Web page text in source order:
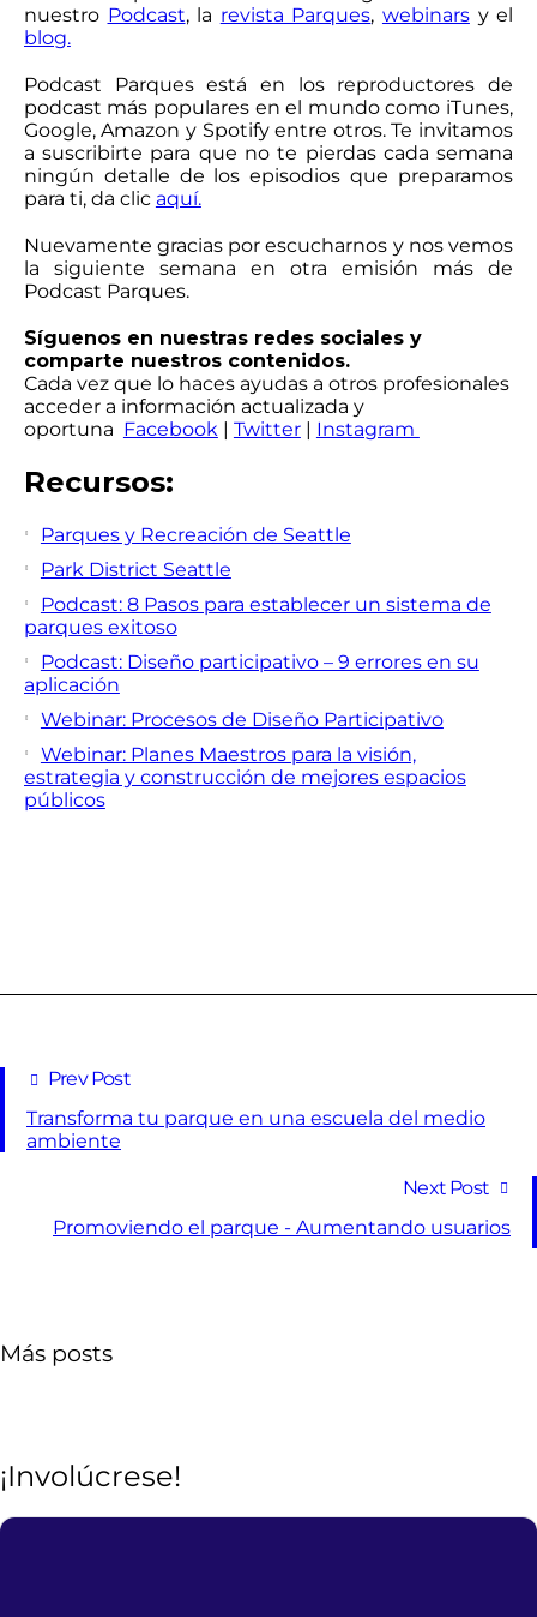
nuestro Podcast, la revista Parques, webinarsy el
blog.
Podcast Parques está en los reproductores de
podcast más populares en el mundo como iTunes,
Google, Amazon y Spotify entre otros. Te invitamos
a suscribirte para que no te pierdas cada semana
ningún detalle de los episodios que preparamos
para ti, da clic aquí.
Nuevamente gracias por escucharnos y nos vemos
la siguiente semana en otra emisión más de
Podcast Parques.
Síguenos en nuestras redes sociales y
comparte nuestros contenidos.
Cada vez que lo haces ayudas a otros profesionales
acceder a información actualizada y
oportuna Facebook| Twitter| Instagram
Recursos:
Parques y Recreación de Seattle
Park District Seattle
Podcast: 8 Pasos para establecer un sistema de
parques exitoso
Podcast: Diseño participativo – 9 errores en su
aplicación
Webinar: Procesos de Diseño Participativo
Webinar: Planes Maestros para la visión,
estrategia y construcción de mejores espacios
públicos
Prev Post
Transforma tu parque en una escuela del medio
ambiente
Next Post
Promoviendo el parque - Aumentando usuarios
Más posts
¡Involúcrese!